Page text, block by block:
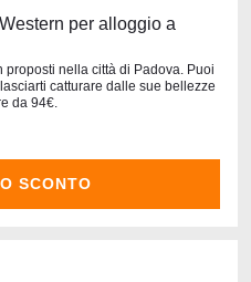
per alloggio a
nella città di Padova. Puoi
catturare dalle sue bellezze
da 94€.
SCONTO